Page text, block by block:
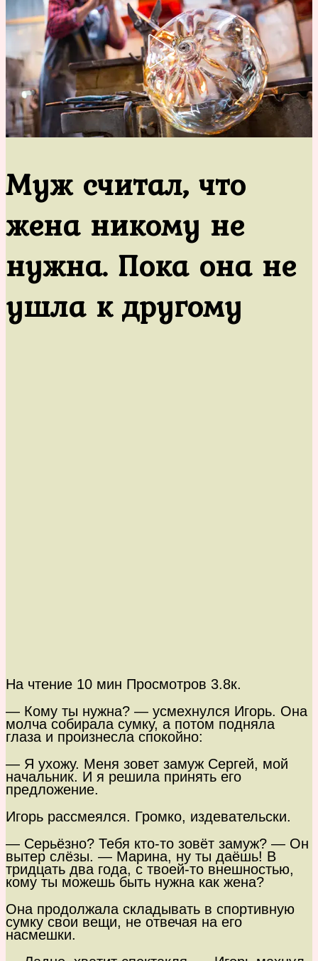
Муж считал, что
жена никому не
нужна. Пока она не
ушла к другому
На чтение 10 мин Просмотров 3.8к.
— Кому ты нужна? — усмехнулся Игорь. Она
молча собирала сумку, а потом подняла
глаза и произнесла спокойно:
— Я ухожу. Меня зовет замуж Сергей, мой
начальник. И я решила принять его
предложение.
Игорь рассмеялся. Громко, издевательски.
— Серьёзно? Тебя кто-то зовёт замуж? — Он
вытер слёзы. — Марина, ну ты даёшь! В
тридцать два года, с твоей-то внешностью,
кому ты можешь быть нужна как жена?
Она продолжала складывать в спортивную
сумку свои вещи, не отвечая на его
насмешки.